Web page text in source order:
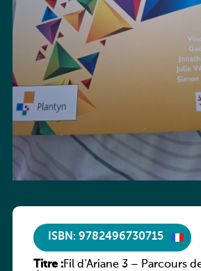
ISBN: 9782496730715
Titre :Fil d’Ariane 3 – Parcours